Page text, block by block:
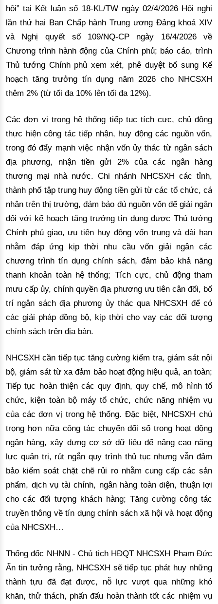
hội” tại Kết luận số 18-KL/TW ngày 02/4/2026 Hội nghị
lần thứ hai Ban Chấp hành Trung ương Đảng khoá XIV
và Nghị quyết số 109/NQ-CP ngày 16/4/2026 về
Chương trình hành động của Chính phủ; báo cáo, trình
Thủ tướng Chính phủ xem xét, phê duyệt bổ sung Kế
hoạch tăng trưởng tín dụng năm 2026 cho NHCSXH
thêm 2% (từ tối đa 10% lên tối đa 12%).
Các đơn vị trong hệ thống tiếp tục tích cực, chủ động
thực hiện công tác tiếp nhận, huy động các nguồn vốn,
trong đó đẩy mạnh việc nhận vốn ủy thác từ ngân sách
địa phương, nhận tiền gửi 2% của các ngân hàng
thương mại nhà nước. Chi nhánh NHCSXH các tỉnh,
thành phố tập trung huy động tiền gửi từ các tổ chức, cá
nhân trên thị trường, đảm bảo đủ nguồn vốn để giải ngân
đối với kế hoạch tăng trưởng tín dụng được Thủ tướng
Chính phủ giao, ưu tiên huy động vốn trung và dài hạn
nhằm đáp ứng kịp thời nhu cầu vốn giải ngân các
chương trình tín dụng chính sách, đảm bảo khả năng
thanh khoản toàn hệ thống; Tích cực, chủ động tham
mưu cấp ủy, chính quyền địa phương ưu tiên cân đối, bố
trí ngân sách địa phương ủy thác qua NHCSXH để có
các giải pháp đồng bộ, kịp thời cho vay các đối tượng
chính sách trên địa bàn.
NHCSXH cần tiếp tục tăng cường kiểm tra, giám sát nội
bộ, giám sát từ xa đảm bảo hoạt động hiệu quả, an toàn;
Tiếp tục hoàn thiện các quy định, quy chế, mô hình tổ
chức, kiện toàn bộ máy tổ chức, chức năng nhiệm vụ
của các đơn vị trong hệ thống. Đặc biệt, NHCSXH chú
trọng hơn nữa công tác chuyển đổi số trong hoạt động
ngân hàng, xây dựng cơ sở dữ liệu để nâng cao năng
lực quản trị, rút ngắn quy trình thủ tục nhưng vẫn đảm
bảo kiểm soát chặt chẽ rủi ro nhằm cung cấp các sản
phẩm, dịch vụ tài chính, ngân hàng toàn diện, thuận lợi
cho các đối tượng khách hàng; Tăng cường công tác
truyền thông về tín dụng chính sách xã hội và hoạt động
của NHCSXH…
Thống đốc NHNN - Chủ tịch HĐQT NHCSXH Phạm Đức
Ấn tin tưởng rằng, NHCSXH sẽ tiếp tục phát huy những
thành tựu đã đạt được, nỗ lực vượt qua những khó
khăn, thử thách, phấn đấu hoàn thành tốt các nhiệm vụ